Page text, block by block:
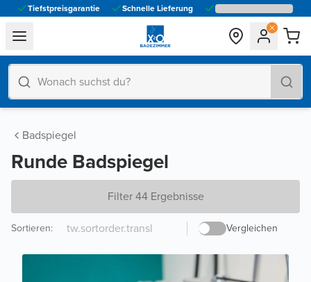
Tiefstpreisgarantie Schnelle Lieferung
general.navigation.toggle_menu.label
Badspiegel
Runde Badspiegel
Filter 44 Ergebnisse
Vergleichen
Sortieren: